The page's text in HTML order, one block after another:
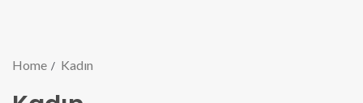
Home Kadın